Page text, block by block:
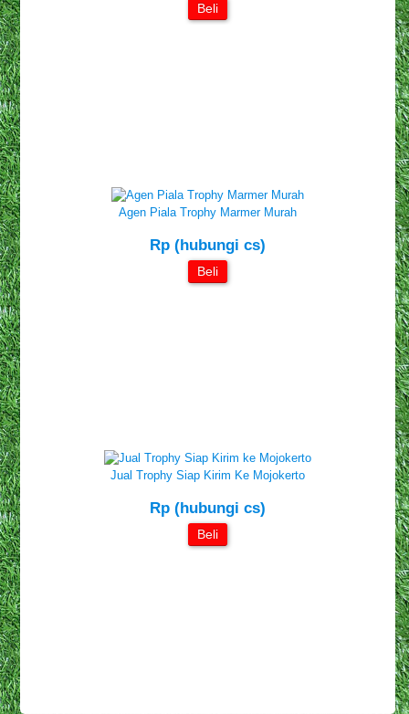
Beli
Agen Piala Trophy Marmer Murah
Rp (hubungi cs)
Beli
Jual Trophy Siap Kirim Ke Mojokerto
Rp (hubungi cs)
Beli